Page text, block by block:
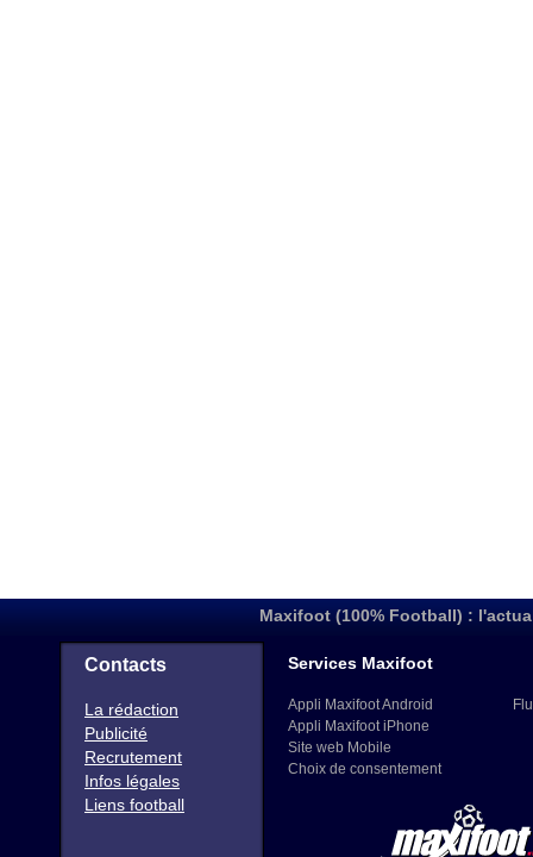
Maxifoot (100% Football) :
Contacts
La rédaction
Publicité
Recrutement
Infos légales
Liens football
Services Maxifoot
Appli Maxifoot Android
Appli Maxifoot iPhone
Site web Mobile
Choix de consentement